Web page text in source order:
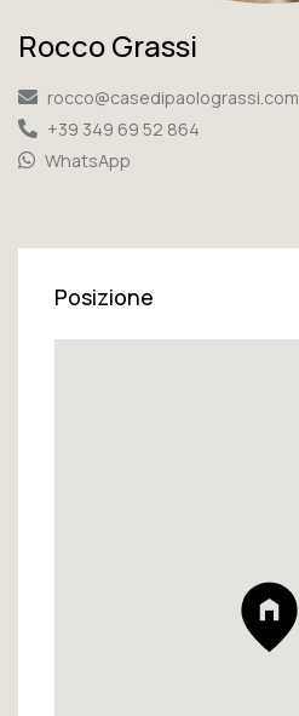
Rocco Grassi
rocco@casedipaolograssi.com
+39 349 69 52 864
WhatsApp
Posizione